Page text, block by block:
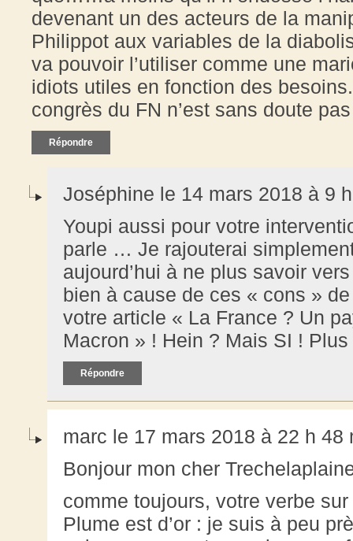
devenant un des acteurs de la
Philippot aux variables de la
va pouvoir l’utiliser comme une
idiots utiles en fonction des
congrès du FN n’est sans doute
Répondre
Joséphine le 14 mars 2018 à 9
Youpi aussi pour votre
parle … Je rajouterai
aujourd’hui à ne plus savoir
bien à cause de ces « cons »
votre article « La France ? Un
Macron » ! Hein ? Mais SI !
Répondre
marc le 17 mars 2018 à 22 h 48
Bonjour mon cher
comme toujours, votre verbe
Plume est d’or : je suis à peu